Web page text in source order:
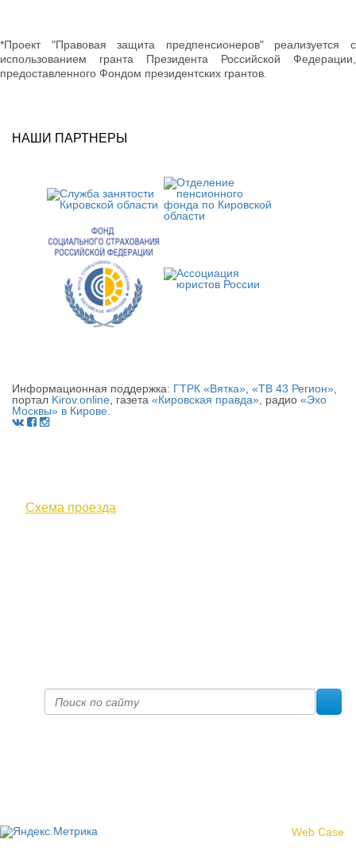
*Проект "Правовая защита предпенсионеров" реализуется с
использованием гранта Президента Российской Федерации,
предоставленного Фондом президентских грантов.
НАШИ ПАРТНЕРЫ
Информационная поддержка: ГТРК «Вятка», «ТВ 43 Регион»,
портал Kirov.online, газета «Кировская правда», радио «Эхо
Москвы» в Кирове.
Схема проезда
Web Case